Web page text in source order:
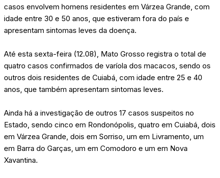
casos envolvem homens residentes em Várzea Grande, com
idade entre 30 e 50 anos, que estiveram fora do país e
apresentam sintomas leves da doença.
Até esta sexta-feira (12.08), Mato Grosso registra o total de
quatro casos confirmados de varíola dos macacos, sendo os
outros dois residentes de Cuiabá, com idade entre 25 e 40
anos, que também apresentam sintomas leves.
Ainda há a investigação de outros 17 casos suspeitos no
Estado, sendo cinco em Rondonópolis, quatro em Cuiabá, dois
em Várzea Grande, dois em Sorriso, um em Livramento, um
em Barra do Garças, um em Comodoro e um em Nova
Xavantina.